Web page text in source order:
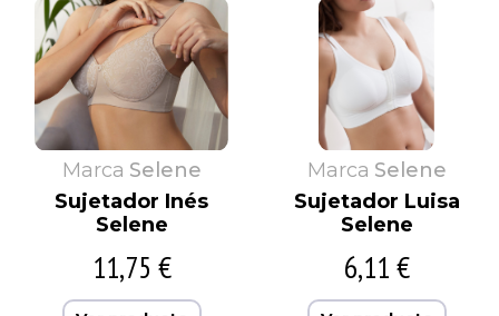
Marca Selene
Sujetador Inés
Selene
11,75 €
Marca Selene
Sujetador Luisa
Selene
6,11 €